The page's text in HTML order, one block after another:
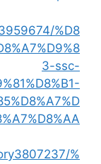
%D8
3-ssc-
%